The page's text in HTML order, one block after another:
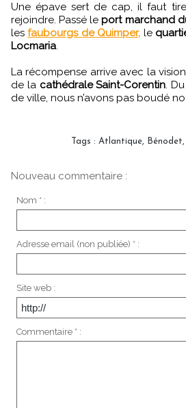
Une épave sert de cap, il faut
rejoindre. Passé leport marchand
lesfaubourgs de Quimper, le
Locmaria.
La récompense arrive avec la
de la cathédrale Saint-Corentin.
de ville, nous n’avons pas boudé
Tags : Atlantique, Bénodet,
Nouveau commentaire :
Nom * :
Adresse email (non publiée) * :
Site web :
Commentaire * :